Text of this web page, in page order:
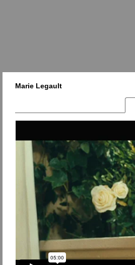
Marie Legault